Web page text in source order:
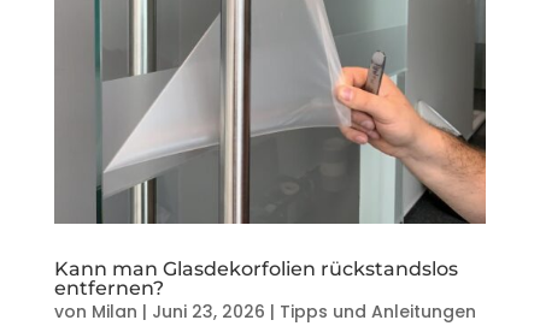
Kann man Glasdekorfolien rückstandslos
entfernen?
von Milan | Juni 23, 2026 | Tipps und Anleitungen